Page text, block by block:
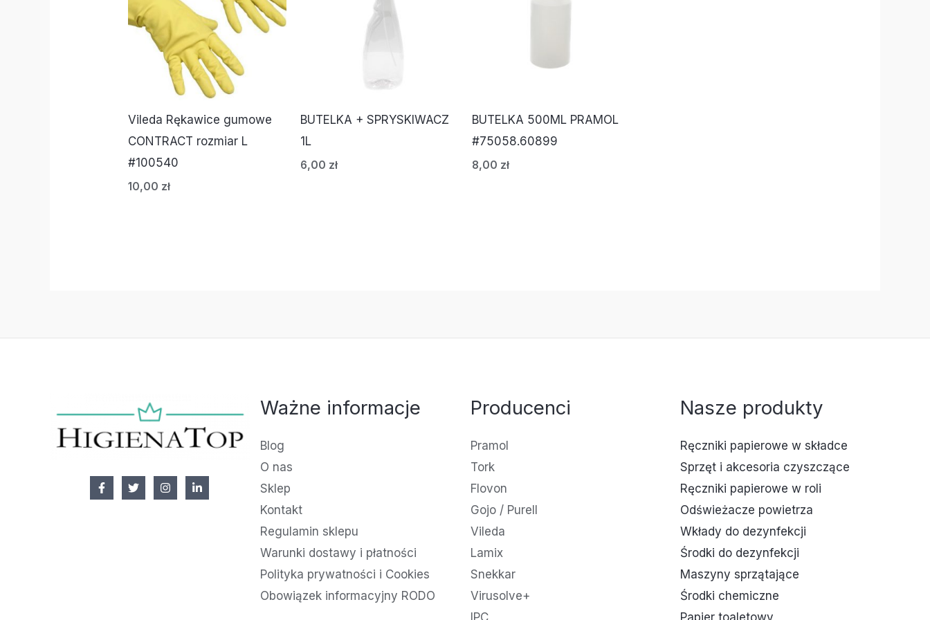
Vileda Rękawice gumowe
CONTRACT rozmiar L
#100540
10,00 zł
BUTELKA + SPRYSKIWACZ
1L
6,00 zł
BUTELKA 500ML PRAMOL
#75058.60899
8,00 zł
Ważne informacje
Blog
O nas
Sklep
Kontakt
Regulamin sklepu
Warunki dostawy i płatności
Polityka prywatności i Cookies
Obowiązek informacyjny RODO
Producenci
Pramol
Tork
Flovon
Gojo / Purell
Vileda
Lamix
Snekkar
Virusolve+
Nasze produkty
Ręczniki papierowe w składce
Sprzęt i akcesoria czyszczące
Ręczniki papierowe w roli
Odświeżacze powietrza
Wkłady do dezynfekcji
Środki do dezynfekcji
Maszyny sprzątające
Środki chemiczne